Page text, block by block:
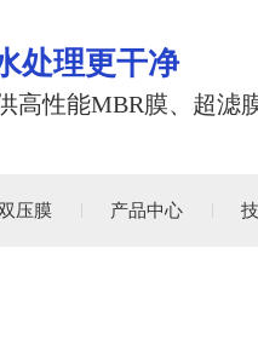
处理更干净
高性能MBR膜、超滤
双压膜 产品中心